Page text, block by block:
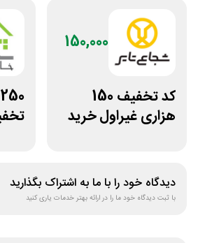
150,000
کد تخفیف 150
هزاری غیراول خرید
دیدگاه خود را با ما به اشتراک بگذارید
با ثبت دیدگاه خود ما را در ارائه بهتر خدمات یاری کنید